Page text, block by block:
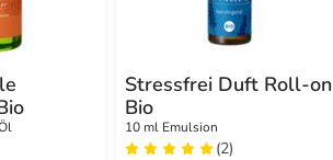
Stressfrei Duft Roll-on
Bio
10 ml Emulsion
(2)